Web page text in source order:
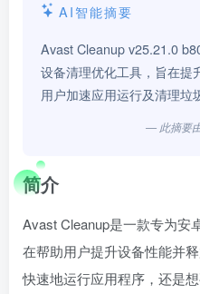
AI智能摘要
Avast Cleanup v25.21.0
设备清理优化工具，旨在提
用户加速应用运行及清理垃
— 此摘要
简介
Avast Cleanup是一款专为安
在帮助用户提升设备性能并
快速地运行应用程序，还是